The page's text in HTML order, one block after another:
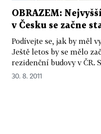
OBRAZEM:
v Česku se začne
Podívejte se, jak by měl
Ještě letos by se mělo
rezidenční budovy v ČR.
30. 8. 2011